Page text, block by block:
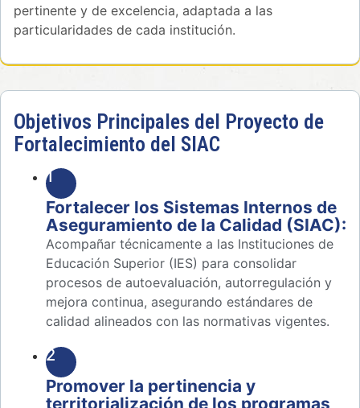
pertinente y de excelencia, adaptada a las
particularidades de cada institución.
Objetivos Principales del Proyecto de
Fortalecimiento del SIAC
1
Fortalecer los Sistemas Internos de
Aseguramiento de la Calidad (SIAC):
Acompañar técnicamente a las Instituciones de
Educación Superior (IES) para consolidar
procesos de autoevaluación, autorregulación y
mejora continua, asegurando estándares de
calidad alineados con las normativas vigentes.
2
Promover la pertinencia y
territorialización de los programas